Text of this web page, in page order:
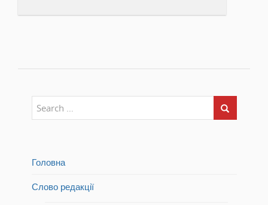
Головна
Слово редакції